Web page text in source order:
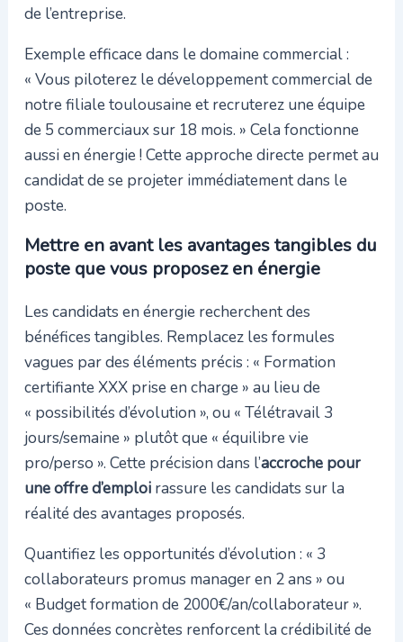
de l’entreprise.
Exemple efficace dans le domaine commercial :
« Vous piloterez le développement commercial de
notre filiale toulousaine et recruterez une équipe
de 5 commerciaux sur 18 mois. » Cela fonctionne
aussi en énergie ! Cette approche directe permet au
candidat de se projeter immédiatement dans le
poste.
Mettre en avant les avantages tangibles du
poste que vous proposez en énergie
Les candidats en énergie recherchent des
bénéfices tangibles. Remplacez les formules
vagues par des éléments précis : « Formation
certifiante XXX prise en charge » au lieu de
« possibilités d’évolution », ou « Télétravail 3
jours/semaine » plutôt que « équilibre vie
pro/perso ». Cette précision dans l’accroche pour
une offre d’emploirassure les candidats sur la
réalité des avantages proposés.
Quantifiez les opportunités d’évolution : « 3
collaborateurs promus manager en 2 ans » ou
« Budget formation de 2000€/an/collaborateur ».
Ces données concrètes renforcent la crédibilité de